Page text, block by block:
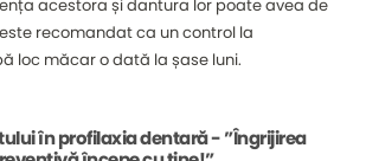
acestora și dantura lor poate avea de
recomandat ca un control la
loc măcar o dată la șase luni.
în profilaxia dentară - ”Îngrijirea